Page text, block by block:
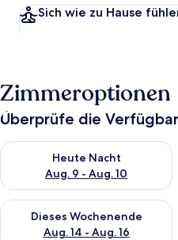
Sich wie zu Hause
Zimmeroptionen
Überprüfe die
Heute Nacht
Aug. 9 - Aug. 10
Überprüfe die Verfügbarkeit
Dieses Wochenende
Aug. 14 - Aug. 16
Überprüfe die Verfügbarkeit